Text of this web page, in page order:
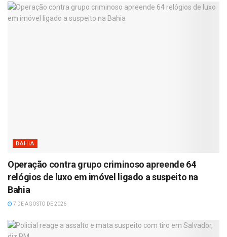
BAHIA
Operação contra grupo criminoso apreende 64
relógios de luxo em imóvel ligado a suspeito na
Bahia
7 DE AGOSTO DE 2026